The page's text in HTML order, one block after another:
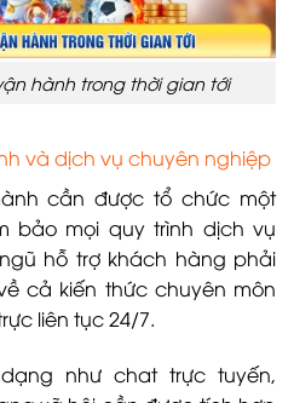
hành trong thời gian tới
và dịch vụ chuyên nghiệp
cần được tổ chức một
bảo mọi quy trình dịch vụ
hỗ trợ khách hàng phải
cả kiến thức chuyên môn
liên tục 24/7.
như chat trực tuyến,